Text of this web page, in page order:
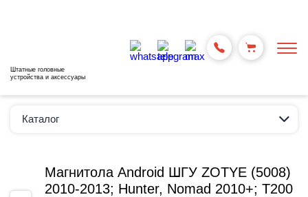
Штатные головные
устройства и аксессуары
Каталог
Магнитола Android ШГУ ZOTYE (5008)
2010-2013; Hunter, Nomad 2010+; T200